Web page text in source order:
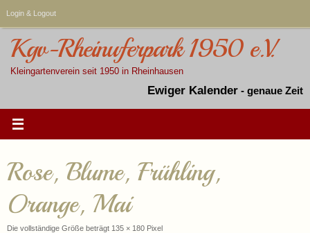
Login & Logout
Kgv-Rheinuferpark 1950 e.V.
Kleingartenverein seit 1950 in Rheinhausen
Ewiger Kalender - genaue Zeit
Rose, Blume, Frühling,
Orange, Mai
Die vollständige Größe beträgt 135 × 180 Pixel